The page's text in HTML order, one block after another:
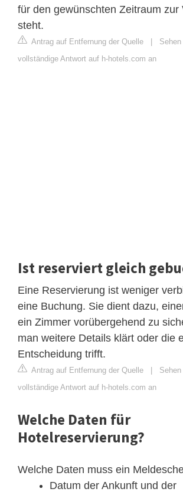
für den gewünschten Zeitraum zur
steht.
Antrag auf Entfernung der Quelle |
vollständige Antwort auf h-hotels.com an
Ist reserviert gleich
Eine Reservierung ist weniger
eine Buchung. Sie dient dazu,
ein Zimmer vorübergehend zu
man weitere Details klärt oder die
Entscheidung trifft.
Antrag auf Entfernung der Quelle |
vollständige Antwort auf h-hotels.com an
Welche Daten für
Hotelreservierung?
Welche Daten muss ein
Datum der Ankunft und der